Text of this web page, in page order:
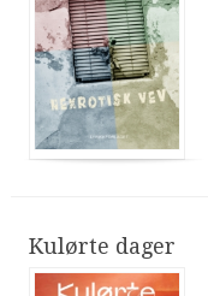
Kulørte dager